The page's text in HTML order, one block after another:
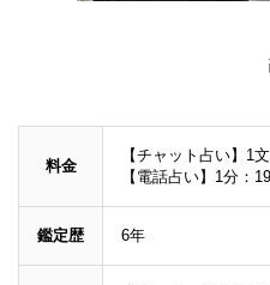
料金
【チャット占い】1
【電話占い】1分：
鑑定歴 6年